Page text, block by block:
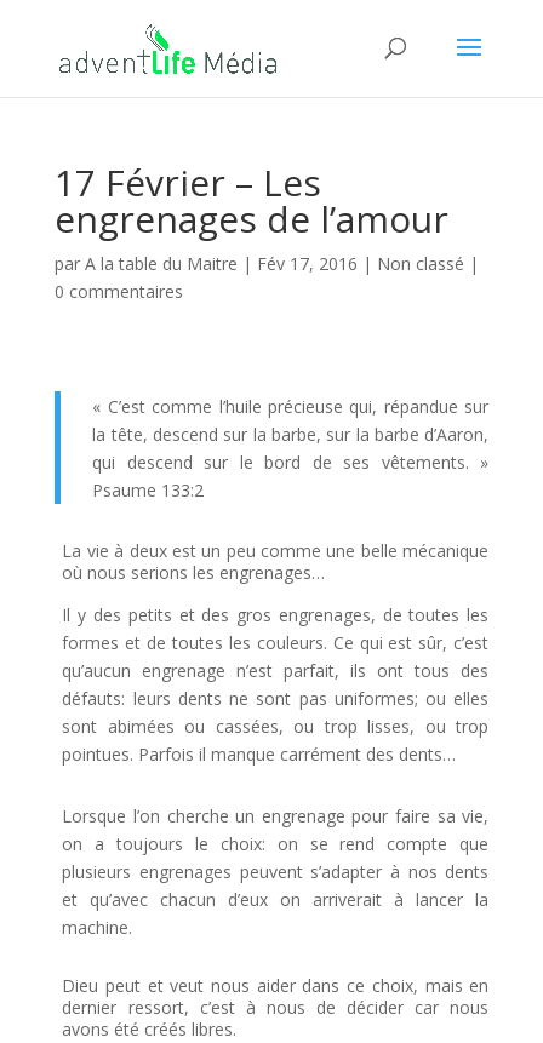
17 Février – Les
engrenages de l’amour
par A la table du Maitre | Fév 17, 2016 | Non classé |
0 commentaires
« C’est comme l’huile précieuse qui, répandue sur
la tête, descend sur la barbe, sur la barbe d’Aaron,
qui descend sur le bord de ses vêtements. »
Psaume 133:2
La vie à deux est un peu comme une belle mécanique
où nous serions les engrenages…
Il y des petits et des gros engrenages, de toutes les
formes et de toutes les couleurs. Ce qui est sûr, c’est
qu’aucun engrenage n’est parfait, ils ont tous des
défauts: leurs dents ne sont pas uniformes; ou elles
sont abimées ou cassées, ou trop lisses, ou trop
pointues. Parfois il manque carrément des dents…
Lorsque l’on cherche un engrenage pour faire sa vie,
on a toujours le choix: on se rend compte que
plusieurs engrenages peuvent s’adapter à nos dents
et qu’avec chacun d’eux on arriverait à lancer la
machine.
Dieu peut et veut nous aider dans ce choix, mais en
dernier ressort, c’est à nous de décider car nous
avons été créés libres.